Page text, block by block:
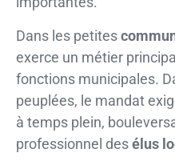
Dans les petites
exerce un métier
fonctions municipales.
peuplées, le mandat
à temps plein,
professionnel desélus